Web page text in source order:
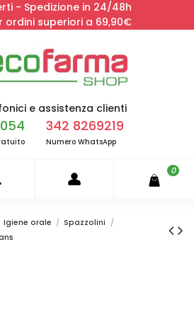
- Spedizione in 24/48h
ordini superiori a 69,90€
e assistenza clienti
342 8269219
Numero WhatsApp
0
Igiene orale
Spazzolini